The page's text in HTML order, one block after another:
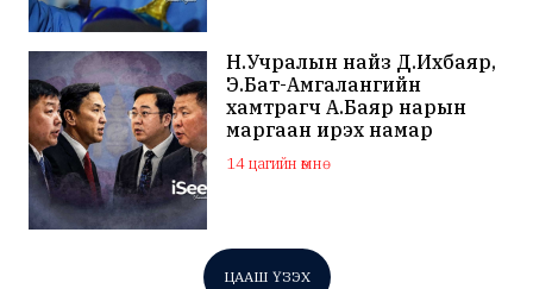
Н.Учралын найз Д.Ихбаяр,
Э.Бат-Амгалангийн
хамтрагч А.Баяр нарын
маргаан ирэх намар
нийслэлийн МАН дахин
хагарахыг харуулж байна
14 цагийн өмнө
ЦААШ ҮЗЭХ